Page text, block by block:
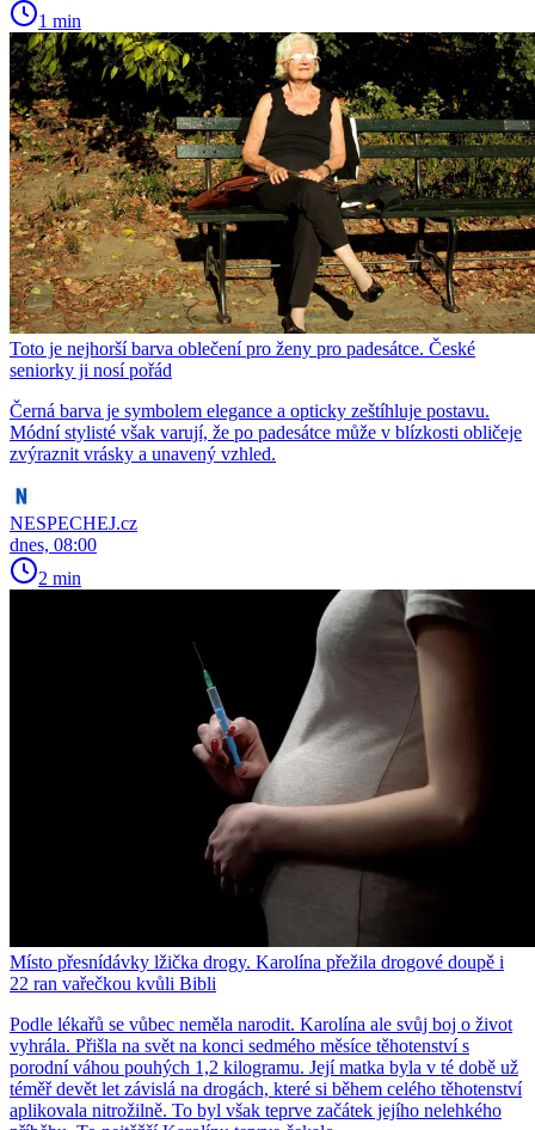
1 min
Toto je nejhorší barva oblečení pro ženy pro padesátce. České
seniorky ji nosí pořád
Černá barva je symbolem elegance a opticky zeštíhluje postavu.
Módní stylisté však varují, že po padesátce může v blízkosti obličeje
zvýraznit vrásky a unavený vzhled.
NESPECHEJ.cz
dnes, 08:00
2 min
Místo přesnídávky lžička drogy. Karolína přežila drogové doupě i
22 ran vařečkou kvůli Bibli
Podle lékařů se vůbec neměla narodit. Karolína ale svůj boj o život
vyhrála. Přišla na svět na konci sedmého měsíce těhotenství s
porodní váhou pouhých 1,2 kilogramu. Její matka byla v té době už
téměř devět let závislá na drogách, které si během celého těhotenství
aplikovala nitrožilně. To byl však teprve začátek jejího nelehkého